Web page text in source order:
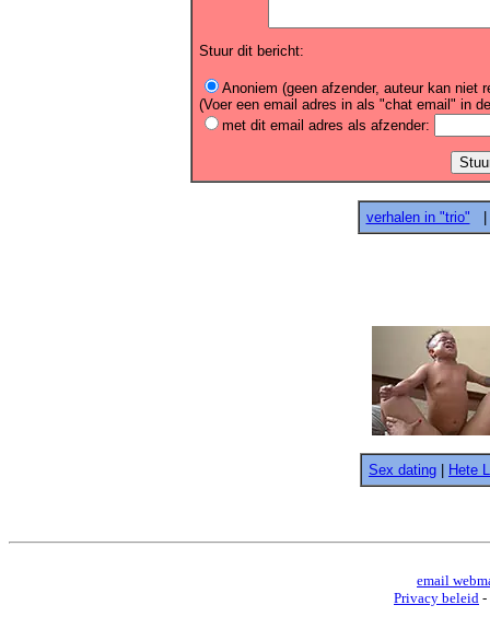
Stuur dit bericht:
Anoniem (geen afzender, auteur kan niet
(Voer een email adres in als "chat email" in
met dit email adres als afzender:
verhalen in "trio"
Sex dating Hete
email
Privacy beleid -